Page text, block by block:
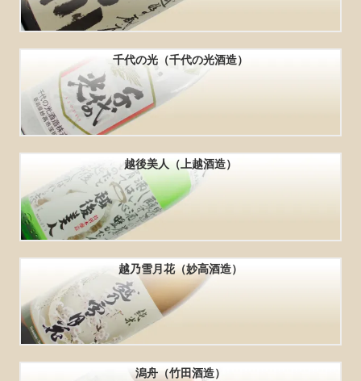
千代の光（千代の光酒造）
越後美人（上越酒造）
越乃雪月花（妙高酒造）
潟舟（竹田酒造）